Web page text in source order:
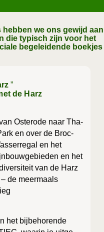
we ons gewijd aan
die typisch zijn voor het
begeleidende boekjes
”
de Harz
Oste­ro­de naar Tha­
en over de Broc­
en het
en het
van de Harz
de meer­maals
het bij­be­ho­ren­de